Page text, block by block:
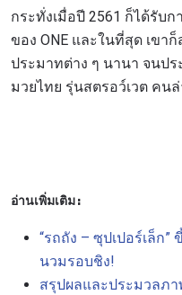
กระทั่งเมื่อปี 2561 ก็ได้รับ
ของ ONE และในที่สุด เขา
ประมาทต่าง ๆ นานา จนป
มวยไทย รุ่นสตรอว์เวต คน
อ่านเพิ่มเติม:
“รถถัง – ซุปเปอร์เล็ก
นวมรอบชิง!
สรุปผลและประมวลภา
ดูไฮไลต์
การส่งแบบฟอร์มนี้ถือ